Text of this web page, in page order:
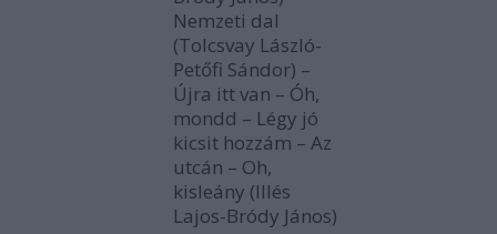
Nemzeti dal
(Tolcsvay László-
Petőfi Sándor) –
Újra itt van – Óh,
mondd – Légy jó
kicsit hozzám – Az
utcán – Oh,
kisleány (Illés
Lajos-Bródy János)